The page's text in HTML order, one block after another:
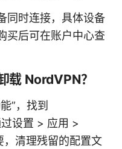
同时连接，具体设备
买后可在账户中心查
载 NordVPN？
”，找到
设置 > 应用 >
清理残留的配置文